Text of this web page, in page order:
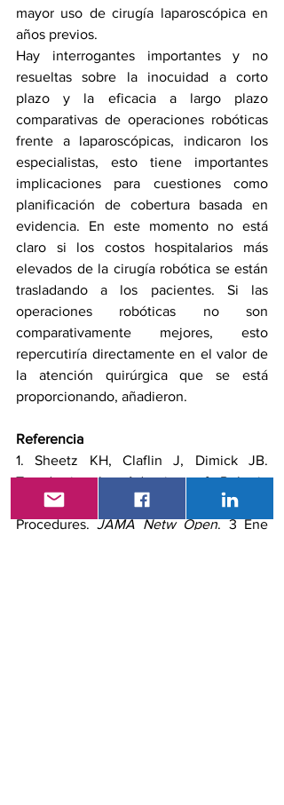
mayor uso de cirugía laparoscópica en
años previos.
Hay interrogantes importantes y no
resueltas sobre la inocuidad a corto
plazo y la eficacia a largo plazo
comparativas de operaciones robóticas
frente a laparoscópicas, indicaron los
especialistas, esto tiene importantes
implicaciones para cuestiones como
planificación de cobertura basada en
evidencia. En este momento no está
claro si los costos hospitalarios más
elevados de la cirugía robótica se están
trasladando a los pacientes. Si las
operaciones robóticas no son
comparativamente mejores, esto
repercutiría directamente en el valor de
la atención quirúrgica que se está
proporcionando, añadieron.
Referencia
1. Sheetz KH, Claflin J, Dimick JB.
Trends in the Adoption of Robotic
Surgery for Common Surgical
Procedures. JAMA Netw Open. 3 Ene